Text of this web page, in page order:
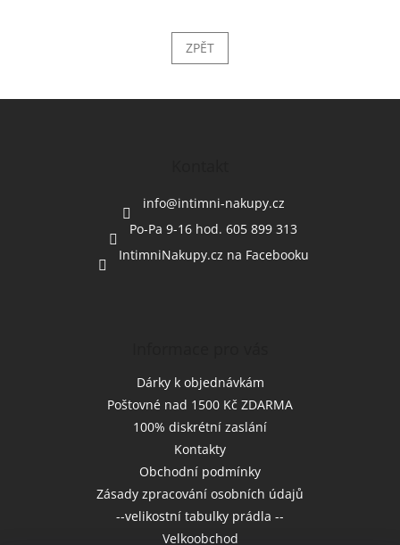
ZPĚT
info@intimni-nakupy.cz
Po-Pa 9-16 hod. 605 899 313
IntimniNakupy.cz na Facebooku
Dárky k objednávkám
Poštovné nad 1500 Kč ZDARMA
100% diskrétní zaslání
Kontakty
Obchodní podmínky
Zásady zpracování osobních údajů
--velikostní tabulky prádla --
Velkoobchod